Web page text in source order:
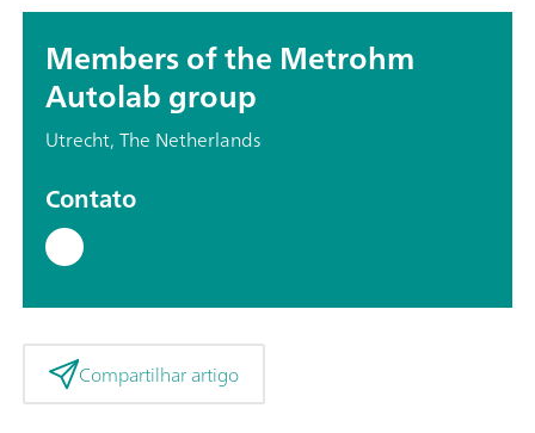
Members of the Metrohm
Autolab group
Utrecht, The Netherlands
Contato
Compartilhar artigo